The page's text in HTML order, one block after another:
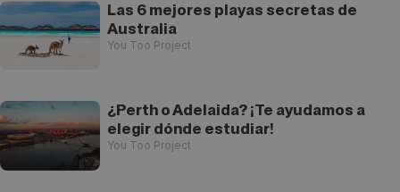
Las 6 mejores playas secretas de
Australia
You Too Project
¿Perth o Adelaida? ¡Te ayudamos a
elegir dónde estudiar!
You Too Project